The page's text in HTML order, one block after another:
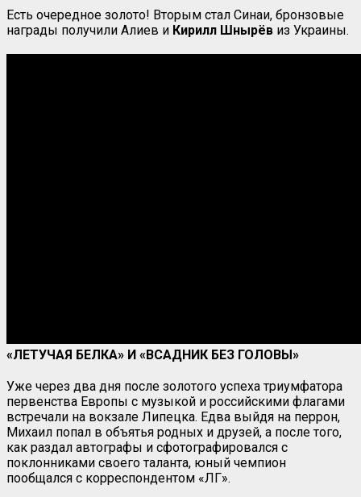
Есть очередное золото! Вторым стал Синаи, бронзовые
награды получили Алиев и Кирилл Шнырёв из Украины.
«ЛЕТУЧАЯ БЕЛКА» И «ВСАДНИК БЕЗ ГОЛОВЫ»
Уже через два дня после золотого успеха триумфатора
первенства Европы с музыкой и российскими флагами
встречали на вокзале Липецка. Едва выйдя на перрон,
Михаил попал в объятья родных и друзей, а после того,
как раздал автографы и сфотографировался с
поклонниками своего таланта, юный чемпион
пообщался с корреспондентом «ЛГ».